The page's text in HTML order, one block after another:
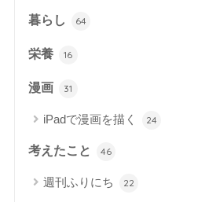
暮らし 64
栄養 16
漫画 31
iPadで漫画を描く 24
考えたこと 46
週刊ふりにち 22